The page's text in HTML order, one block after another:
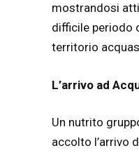
mostrandosi
difficile periodo
territorio
L’arrivo ad
Un nutrito
accolto l’arrivo